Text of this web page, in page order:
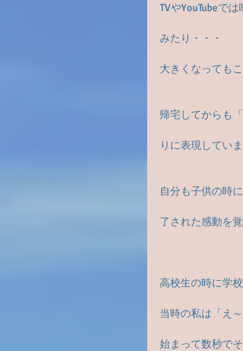
TVやYouTubeで
みたり・・・
大きくなっても
帰宅してからも
りに表現してい
自分も子供の時
了された感動を
高校生の時に学
当時の私は「え
始まって数秒で